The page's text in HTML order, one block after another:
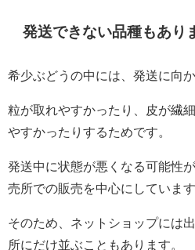
発送できない品種もあり
希少ぶどうの中には、発送に向
粒が取れやすかったり、皮が繊
やすかったりするためです。
発送中に状態が悪くなる可能性
売所での販売を中心にしています
そのため、ネットショップには
所にだけ並ぶこともあります。